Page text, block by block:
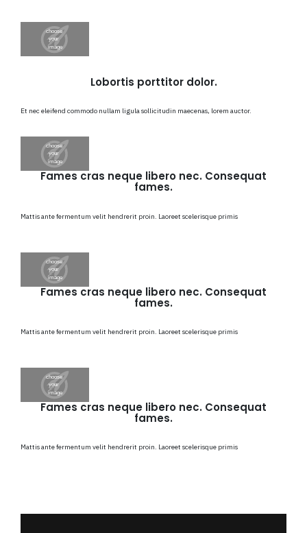
Lobortis porttitor dolor.
Et nec eleifend commodo nullam ligula sollicitudin maecenas, lorem auctor.
Fames cras neque libero nec. Consequat
fames.
Mattis ante fermentum velit hendrerit proin. Laoreet scelerisque primis
Fames cras neque libero nec. Consequat
fames.
Mattis ante fermentum velit hendrerit proin. Laoreet scelerisque primis
Fames cras neque libero nec. Consequat
fames.
Mattis ante fermentum velit hendrerit proin. Laoreet scelerisque primis